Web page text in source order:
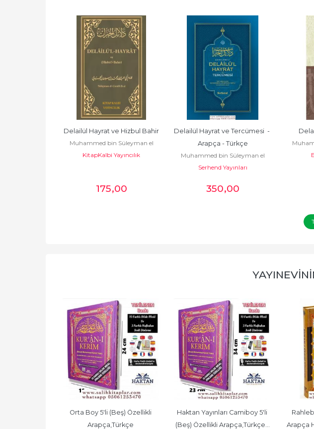
Delailül Hayrat ve Hizbul Bahir
Muhammed bin Süleyman el
Cezüli
KitapKalbi Yayıncılık
175,00
Delailül Hayrat ve Tercümesi  -
Arapça - Türkçe
Muhammed bin Süleyman el
Cezüli
Serhend Yayınları
350,00
Orta Boy 5'li (Beş) Özellikli
Arapça,Türkçe
Haktan Yayınları Camiboy 5'li
(Beş) Özellikli Arapça,Türkçe...
Arapça